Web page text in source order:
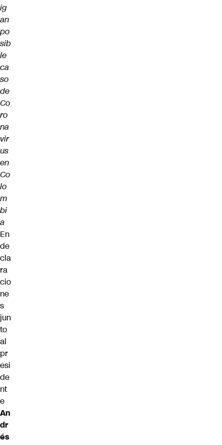
ig
an
po
sib
le
ca
so
de
Co
ro
na
vir
us
en
Co
lo
m
bi
a
En
de
cla
ra
cio
ne
s
jun
to
al
pr
esi
de
nt
e
An
dr
és